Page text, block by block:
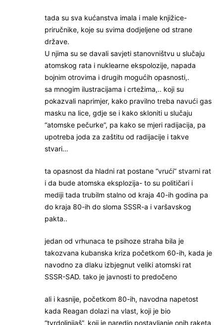
tada su sva kućanstva imala i male knjižice-
priručnike, koje su svima dodjeljene od strane
države.
U njima su se davali savjeti stanovništvu u slučaju
atomskog rata i nuklearne ekspolozije, napada
bojnim otrovima i drugih mogućih opasnosti,.
sa mnogim ilustracijama i crtežima,.. koji su
pokazvali naprimjer, kako pravilno treba navući gas
masku na lice, gdje se i kako skloniti u slučaju
“atomske pečurke”, pa kako se mjeri radijacija, pa
upotreba joda za zaštitu od radijacije i takve
stvari…
ta opasnost da hladni rat postane “vrući” stvarni rat
i da bude atomska eksplozija- to su političari i
mediji tada trubilm stalno od kraja 40-ih godina pa
do kraja 80-ih do sloma SSSR-a i varšavskog
pakta..
jedan od vrhunaca te psihoze straha bila je
takozvana kubanska kriza početkom 60-ih, kada je
navodno za dlaku izbjegnut veliki atomski rat
SSSR-SAD. tako je javnosti to predočeno
ali i kasnije, početkom 80-ih, navodna napetost
kada Reagan dolazi na vlast, koji je bio
“tvrdolinijaš”, koji je naredio postavljanje onih raketa